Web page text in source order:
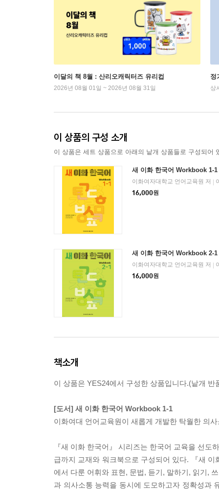
이달의 책 8월 : 산리오캐릭터즈 유리컵
2026년 08월 01일 ~ 2026년 08월 31일
정
상
이 상품의 구성 소개
이 상품은 세트 상품으로 아래의 낱개 상품들로 구성되어
새 이화 한국어 Workbook 1-1
이화여자대학교 언어교육원 저
16,000원
새 이화 한국어 Workbook 2-1
이화여자대학교 언어교육원 저
16,000원
책소개
이 상품은 YES24에서 구성한 상품입니다.(낱개 반
[도서] 새 이화 한국어 Workbook 1-1
이화여대 언어교육원이 새롭게 개발한 탁월한 의
『새 이화 한국어』 시리즈는 한국어 교육을 선
급까지 교재와 워크북으로 구성되어 있다. 『새
에서 다룬 어휘와 표현, 문법, 듣기, 말하기, 읽기,
과 의사소통 능력을 동시에 도모하고자 정확성과